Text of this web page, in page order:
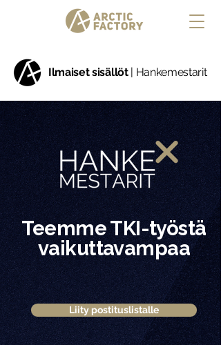
Ilmaiset sisällöt | Hankemestarit
Teemme TKI-työstä
vaikuttavampaa
Liity postituslistalle